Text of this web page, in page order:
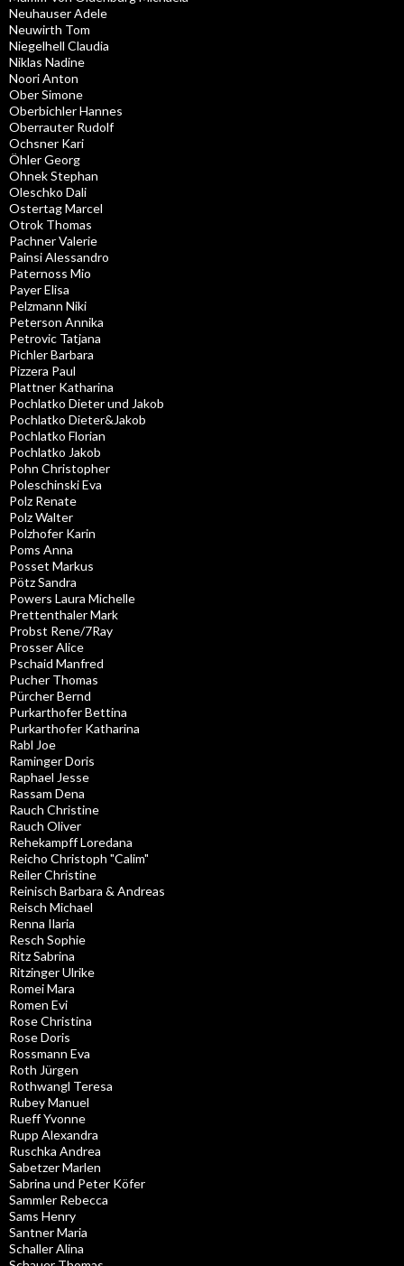
Neuhauser Adele
Neuwirth Tom
Niegelhell Claudia
Niklas Nadine
Noori Anton
Ober Simone
Oberbichler Hannes
Oberrauter Rudolf
Ochsner Kari
Öhler Georg
Ohnek Stephan
Oleschko Dali
Ostertag Marcel
Otrok Thomas
Pachner Valerie
Painsi Alessandro
Paternoss Mio
Payer Elisa
Pelzmann Niki
Peterson Annika
Petrovic Tatjana
Pichler Barbara
Pizzera Paul
Plattner Katharina
Pochlatko Dieter und Jakob
Pochlatko Dieter&Jakob
Pochlatko Florian
Pochlatko Jakob
Pohn Christopher
Poleschinski Eva
Polz Renate
Polz Walter
Polzhofer Karin
Poms Anna
Posset Markus
Pötz Sandra
Powers Laura Michelle
Prettenthaler Mark
Probst Rene/7Ray
Prosser Alice
Pschaid Manfred
Pucher Thomas
Pürcher Bernd
Purkarthofer Bettina
Purkarthofer Katharina
Rabl Joe
Raminger Doris
Raphael Jesse
Rassam Dena
Rauch Christine
Rauch Oliver
Rehekampff Loredana
Reicho Christoph "Calim"
Reiler Christine
Reinisch Barbara & Andreas
Reisch Michael
Renna Ilaria
Resch Sophie
Ritz Sabrina
Ritzinger Ulrike
Romei Mara
Romen Evi
Rose Christina
Rose Doris
Rossmann Eva
Roth Jürgen
Rothwangl Teresa
Rubey Manuel
Rueff Yvonne
Rupp Alexandra
Ruschka Andrea
Sabetzer Marlen
Sabrina und Peter Köfer
Sammler Rebecca
Sams Henry
Santner Maria
Schaller Alina